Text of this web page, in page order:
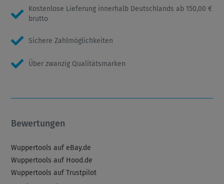
Kostenlose Lieferung innerhalb Deutschlands ab 150,00 €
brutto
Sichere Zahlmöglichkeiten
Über zwanzig Qualitätsmarken
Bewertungen
Wuppertools auf eBay.de
Wuppertools auf Hood.de
Wuppertools auf Trustpilot